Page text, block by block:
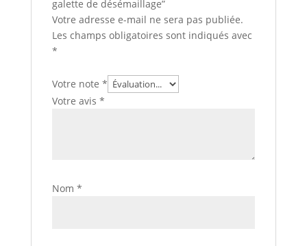
galette de désémaillage”
Votre adresse e-mail ne sera pas publiée.
Les champs obligatoires sont indiqués avec
*
Votre note *
Votre avis *
Nom *